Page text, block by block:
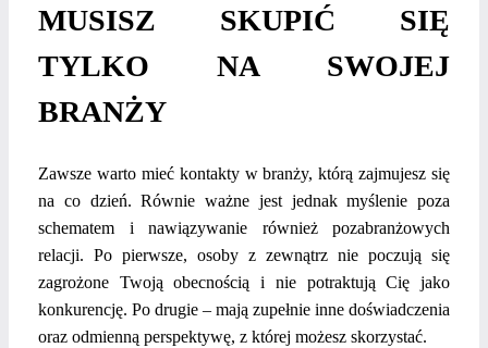
MUSISZ SKUPIĆ SIĘ
TYLKO NA SWOJEJ
BRANŻY
Zawsze warto mieć kontakty w branży, którą zajmujesz się
na co dzień. Równie ważne jest jednak myślenie poza
schematem i nawiązywanie również pozabranżowych
relacji. Po pierwsze, osoby z zewnątrz nie poczują się
zagrożone Twoją obecnością i nie potraktują Cię jako
konkurencję. Po drugie – mają zupełnie inne doświadczenia
oraz odmienną perspektywę, z której możesz skorzystać.